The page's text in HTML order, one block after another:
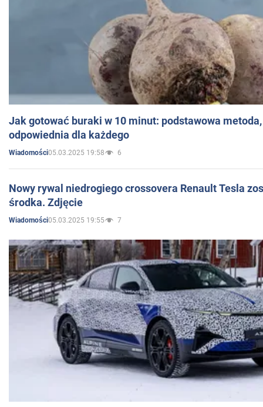
Jak gotować buraki w 10 minut: podstawowa
odpowiednia dla każdego
Wiadomości05.03.2025 19:58 6
Nowy rywal niedrogiego crossovera Renault Tesla
środka. Zdjęcie
Wiadomości05.03.2025 19:55 7